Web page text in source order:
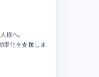
様へ。
率化を支援しま